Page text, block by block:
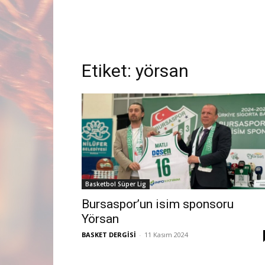
Etiket: yörsan
Basketbol Süper Lig
Bursaspor’un isim sponsoru
Yörsan
BASKET DERGİSİ - 11 Kasım 2024